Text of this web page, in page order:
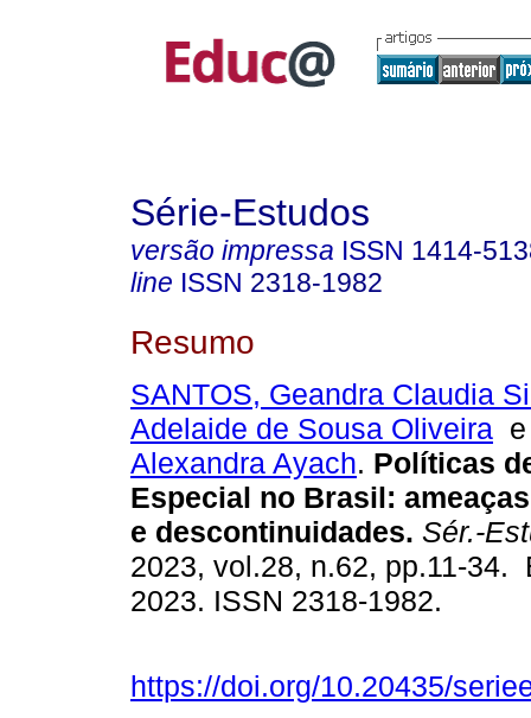
Série-Estudos
versão impressa ISSN 1414-
line ISSN 2318-1982
Resumo
SANTOS, Geandra Claudia
Adelaide de Sousa Oliveira
Alexandra Ayach. Políticas
Especial no Brasil:
e descontinuidades. Sér.-
2023, vol.28, n.62, pp.11-34.
2023. ISSN 2318-1982.
https://doi.org/10.20435/